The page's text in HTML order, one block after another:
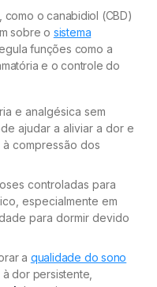
como o canabidiol (CBD)
sobre o sistema
funções como a
e o controle do
e analgésica sem
ajudar a aliviar a dor e
à compressão dos
controladas para
especialmente em
para dormir devido
a qualidade do sono
dor persistente,